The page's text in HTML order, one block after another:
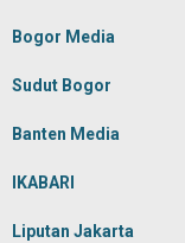
Bogor Media
Sudut Bogor
Banten Media
IKABARI
Liputan Jakarta